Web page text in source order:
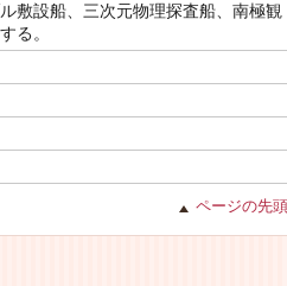
敷設船、三次元物理探査船、南極観
る。
ページの先